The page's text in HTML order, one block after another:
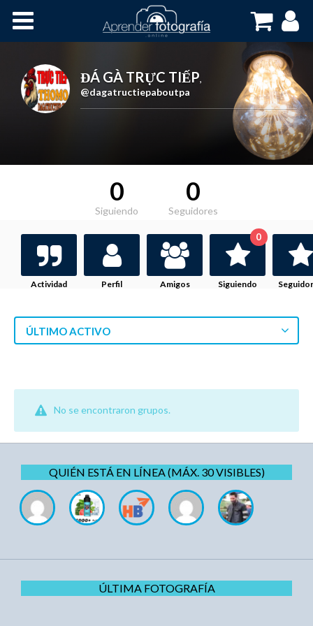
Cursos OnLine
ĐÁ GÀ TRỰC TIẾP,
@dagatructiepaboutpa
0
Siguiendo
0
Seguidores
Actividad Perfil Amigos Siguiendo
0
ÚLTIMO ACTIVO
No se encontraron grupos.
QUIÉN ESTÁ EN LÍNEA (MÁX. 30 VISIBLES)
ÚLTIMA FOTOGRAFÍA